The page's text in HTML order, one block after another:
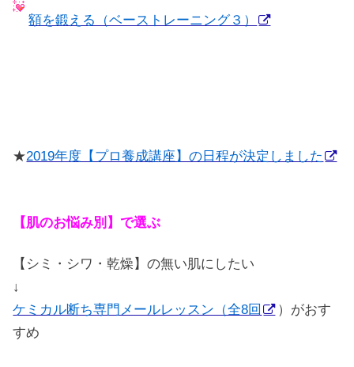
額を鍛える（ベーストレーニング３）
★2019年度【プロ養成講座】の日程が決定しました
【肌のお悩み別】で選ぶ
【シミ・シワ・乾燥】の無い肌にしたい
↓
ケミカル断ち専門メールレッスン（全8回
）がおす
すめ